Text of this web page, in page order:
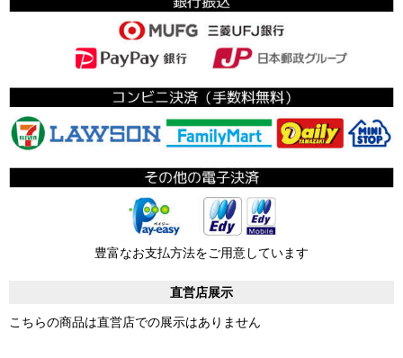
豊富なお支払方法をご用意しています
直営店展示
こちらの商品は直営店での展示はありません